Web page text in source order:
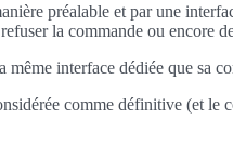
préalable et par une
la commande ou encore
interface dédiée que sa
comme définitive (et